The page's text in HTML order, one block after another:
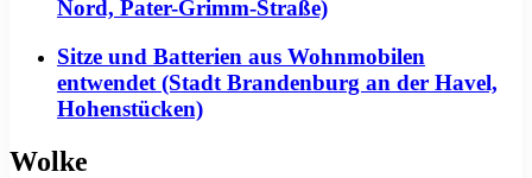
Nord, Pater-Grimm-Straße)
Sitze und Batterien aus Wohnmobilen
entwendet (Stadt Brandenburg an der Havel,
Hohenstücken)
Wolke